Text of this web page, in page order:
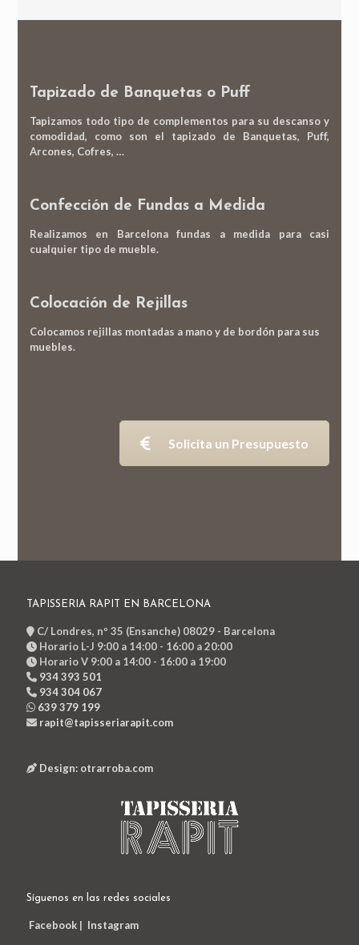
Tapizado de Banquetas o Puff
Tapizamos todo tipo de complementos para su descanso y
comodidad, como son el tapizado de Banquetas, Puff,
Arcones, Cofres, …
Confección de Fundas a Medida
Realizamos en Barcelona fundas a medida para casi
cualquier tipo de mueble.
Colocación de Rejillas
Colocamos rejillas montadas a mano y de bordón para sus
muebles.
Solicita un Presupuesto
TAPISSERIA RAPIT EN BARCELONA
C/ Londres, nº 35 (Ensanche) 08029 - Barcelona
Horario L-J 9:00 a 14:00 - 16:00 a 20:00
Horario V 9:00 a 14:00 - 16:00 a 19:00
934 393 501
934 304 067
639 379 199
rapit@tapisseriarapit.com
Design: otrarroba.com
Síguenos en las redes sociales
Facebook | Instagram